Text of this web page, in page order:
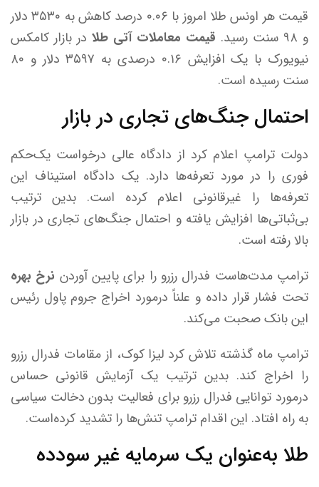
قیمت هر اونس طلا امروز با ۰.۰۶ درصد کاهش به ۳۵۳۰ دلار
و ۹۸ سنت رسید.
قیمت معاملات آتی طلا در بازار کامکس
نیویورک با یک افزایش ۰.۱۶ درصدی به ۳۵۹۷ دلار و ۸۰
سنت رسیده است.
احتمال جنگ‌های تجاری در بازار
دولت ترامپ اعلام کرد از دادگاه عالی درخواست یک‌حکم
فوری را در مورد تعرفه‌ها دارد. یک دادگاه استیناف این
تعرفه‌ها را غیرقانونی اعلام‌ کرده است. بدین ترتیب
بی‌ثباتی‌ها افزایش یافته و احتمال جنگ‌های تجاری در بازار
بالا رفته است.
ترامپ مدت‌هاست فدرال رزرو را برای پایین آوردن نرخ بهره
تحت فشار قرار داده و علناً درمورد اخراج جروم پاول رئیس
این بانک صحبت می‌کند.
ترامپ ماه گذشته تلاش کرد لیزا کوک، از مقامات فدرال رزرو
را اخراج کند. بدین ترتیب یک آزمایش قانونی حساس
درمورد توانایی فدرال رزرو برای فعالیت بدون دخالت سیاسی
به راه افتاد. این اقدام ترامپ تنش‌ها را تشدید کرده‌است.
طلا به‌عنوان یک سرمایه غیر سودده